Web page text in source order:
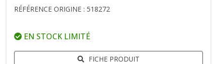
RÉFÉRENCE ORIGINE : 518272
EN STOCK LIMITÉ
FICHE PRODUIT